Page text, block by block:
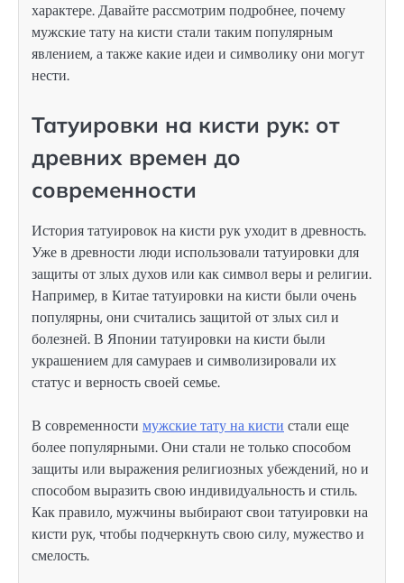
характере. Давайте рассмотрим подробнее, почему
мужские тату на кисти стали таким популярным
явлением, а также какие идеи и символику они могут
нести.
Татуировки на кисти рук: от
древних времен до
современности
История татуировок на кисти рук уходит в древность.
Уже в древности люди использовали татуировки для
защиты от злых духов или как символ веры и религии.
Например, в Китае татуировки на кисти были очень
популярны, они считались защитой от злых сил и
болезней. В Японии татуировки на кисти были
украшением для самураев и символизировали их
статус и верность своей семье.
В современности мужские тату на кисти стали еще
более популярными. Они стали не только способом
защиты или выражения религиозных убеждений, но и
способом выразить свою индивидуальность и стиль.
Как правило, мужчины выбирают свои татуировки на
кисти рук, чтобы подчеркнуть свою силу, мужество и
смелость.